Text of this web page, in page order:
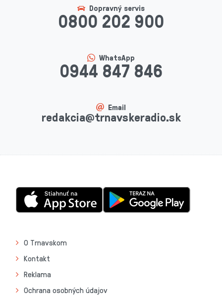
Dopravný servis
0800 202 900
WhatsApp
0944 847 846
Email
redakcia@trnavskeradio.sk
O Trnavskom
Kontakt
Reklama
Ochrana osobných údajov